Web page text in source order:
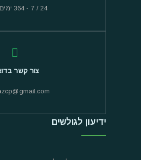
24 / 7 - 364 ימים בשנה
צור קשר
ידיעון לגולשים